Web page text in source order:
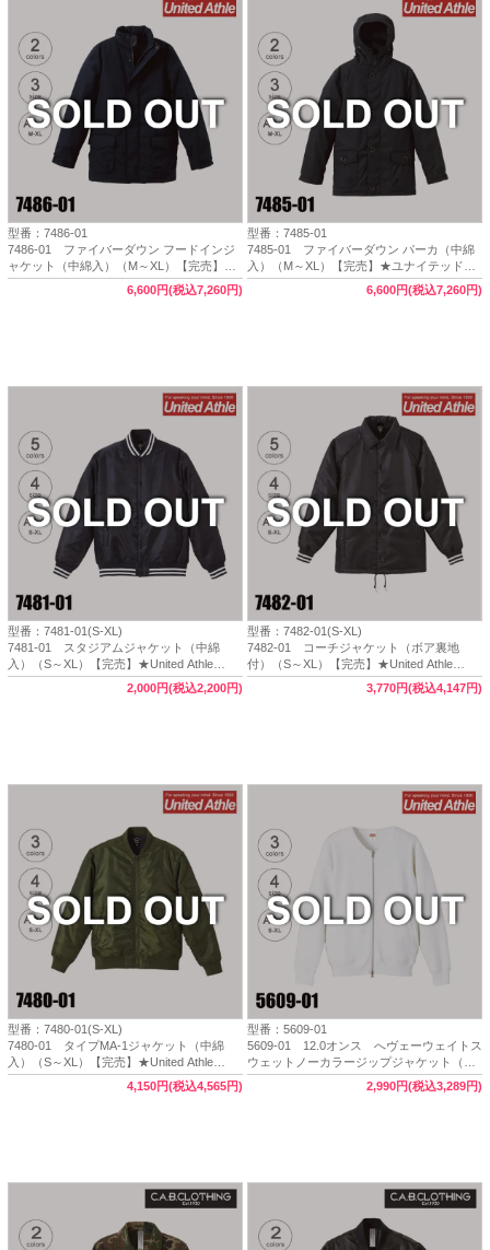
型番：7486-01
7486-01 ファイバーダウン フードインジ
ャケット（中綿入）（M～XL）【完売】★
ユナイテッドアスレ（United Athle）
6,600円(税込7,260円)
型番：7485-01
7485-01 ファイバーダウン パーカ（中綿
入）（M～XL）【完売】★ユナイテッドア
スレ（United Athle）
6,600円(税込7,260円)
型番：7481-01(S-XL)
7481-01 スタジアムジャケット（中綿
入）（S～XL）【完売】★United Athle
Outfitters（ユナイテッドアスレ アウトフ
2,000円(税込2,200円)
型番：7482-01(S-XL)
7482-01 コーチジャケット（ボア裏地
付）（S～XL）【完売】★United Athle
Outfitters（ユナイテッドアスレ アウトフ
3,770円(税込4,147円)
型番：7480-01(S-XL)
7480-01 タイプMA-1ジャケット（中綿
入）（S～XL）【完売】★United Athle
Outfitters（ユナイテッドアスレ アウトフ
4,150円(税込4,565円)
型番：5609-01
5609-01 12.0オンス へヴェーウェイトス
ウェットノーカラージップジャケット（裏
起毛）（S～XL）【完売】
2,990円(税込3,289円)